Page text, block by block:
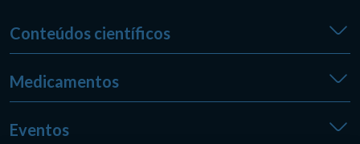
Conteúdos científicos
Medicamentos
Eventos